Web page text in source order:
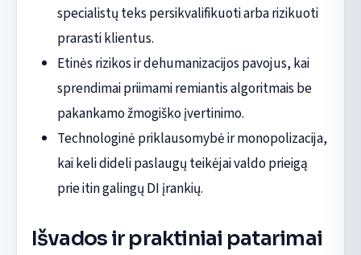
specialistų teks persikvalifikuoti arba rizikuoti
prarasti klientus.
Etinės rizikos ir dehumanizacijos pavojus, kai
sprendimai priimami remiantis algoritmais be
pakankamo žmogiško įvertinimo.
Technologinė priklausomybė ir monopolizacija,
kai keli dideli paslaugų teikėjai valdo prieigą
prie itin galingų DI įrankių.
Išvados ir praktiniai patarimai